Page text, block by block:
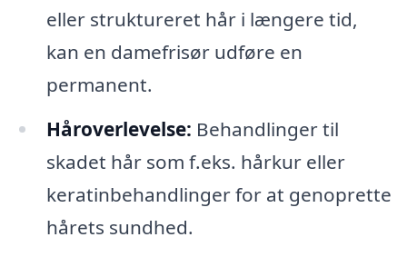
eller struktureret hår i længere tid,
kan en damefrisør udføre en
permanent.
Håroverlevelse: Behandlinger til
skadet hår som f.eks. hårkur eller
keratinbehandlinger for at genoprette
hårets sundhed.